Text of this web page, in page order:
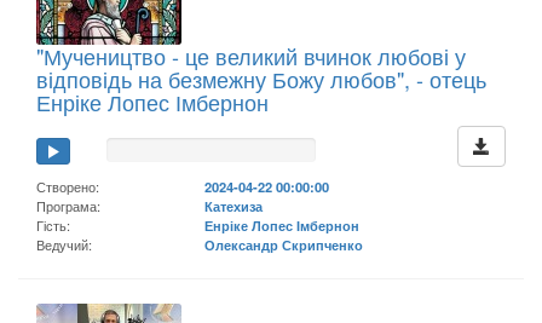
"Мучеництво - це великий вчинок любові у
відповідь на безмежну Божу любов", - отець
Енріке Лопес Імбернон
Створено:
2024-04-22 00:00:00
Програма:
Катехиза
Гість:
Енріке Лопес Імбернон
Ведучий:
Олександр Скрипченко